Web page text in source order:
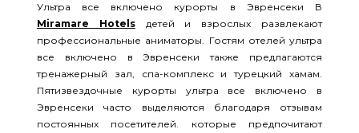
Ультра все включено курорты в Эвренсеки В
Miramare Hotelsдетей и взрослых развлекают
профессиональные аниматоры. Гостям отелей ультра
все включено в Эвренсеки также предлагаются
тренажерный зал, спа-комплекс и турецкий хамам.
Пятизвездочные курорты ультра все включено в
Эвренсеки часто выделяются благодаря отзывам
постоянных посетителей. которые предпочитают